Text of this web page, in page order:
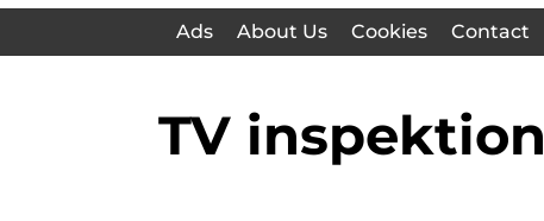
Ads About Us Cookies Contact
TV inspektion